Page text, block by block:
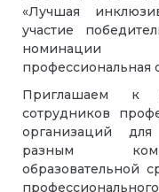
«Лучшая
участие
номинации
профессиональная
Приглашаем к
сотрудников
организаций
разным
образовательной